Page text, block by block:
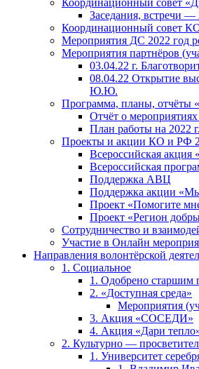
Координационный совет
Заседания, встречи —
Координационный совет
Мероприятия ДС 2022 год
Мероприятия партнёров
03.04.22 г.
08.04.22 Открытие
Ю.Ю.
Программа, планы, отчёты
Отчёт о мероприятиях
План работы на 2022 г.
Проекты и акции КО и РФ
Всероссийская акция
Всероссийская
Поддержка АВЦ
Поддержка акции
Проект «Помогите
Проект «Регион
Сотрудничество и
Участие в Онлайн
Направления волонтёрской
1. Социальное
1. Одобрено старшим
2. «Доступная среда»
Мероприятия
3. Акция «СОСЕДИ»
4. Акция «Дари
2. Культурно —
1. Университет